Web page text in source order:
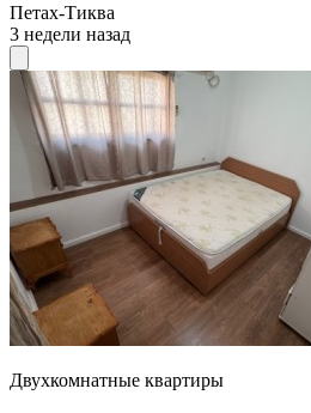
Петах-Тиква
3 недели назад
Двухкомнатные квартиры